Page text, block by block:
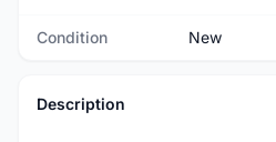
Condition New
Description